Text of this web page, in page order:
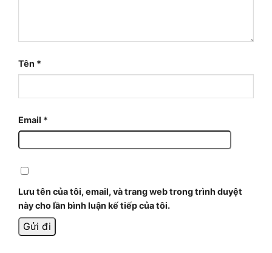
Tên *
Email *
Lưu tên của tôi, email, và trang web trong trình duyệt
này cho lần bình luận kế tiếp của tôi.